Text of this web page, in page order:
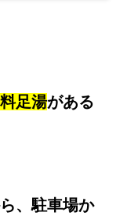
足湯がある
、駐車場か